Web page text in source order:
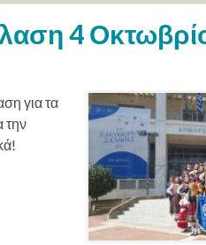
4
για τα
την